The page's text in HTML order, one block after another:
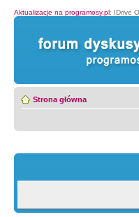
Aktualizacje na programosy.pl: IDrive
Strona główna